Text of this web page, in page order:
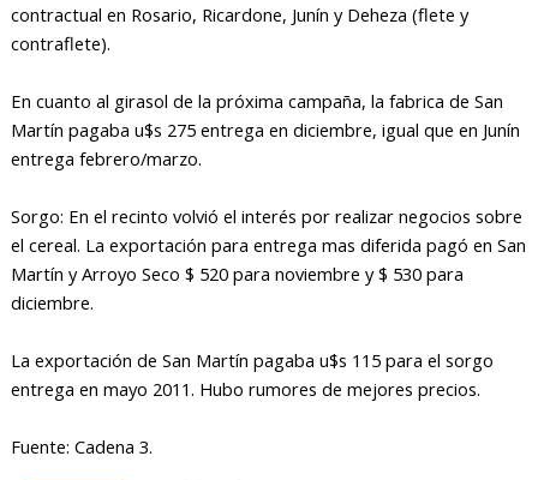
contractual en Rosario, Ricardone, Junín y Deheza (flete y
contraflete).
En cuanto al girasol de la próxima campaña, la fabrica de San
Martín pagaba u$s 275 entrega en diciembre, igual que en Junín
entrega febrero/marzo.
Sorgo: En el recinto volvió el interés por realizar negocios sobre
el cereal. La exportación para entrega mas diferida pagó en San
Martín y Arroyo Seco $ 520 para noviembre y $ 530 para
diciembre.
La exportación de San Martín pagaba u$s 115 para el sorgo
entrega en mayo 2011. Hubo rumores de mejores precios.
Fuente: Cadena 3.